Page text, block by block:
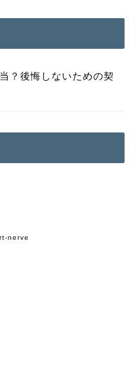
？後悔しないための契
nerve